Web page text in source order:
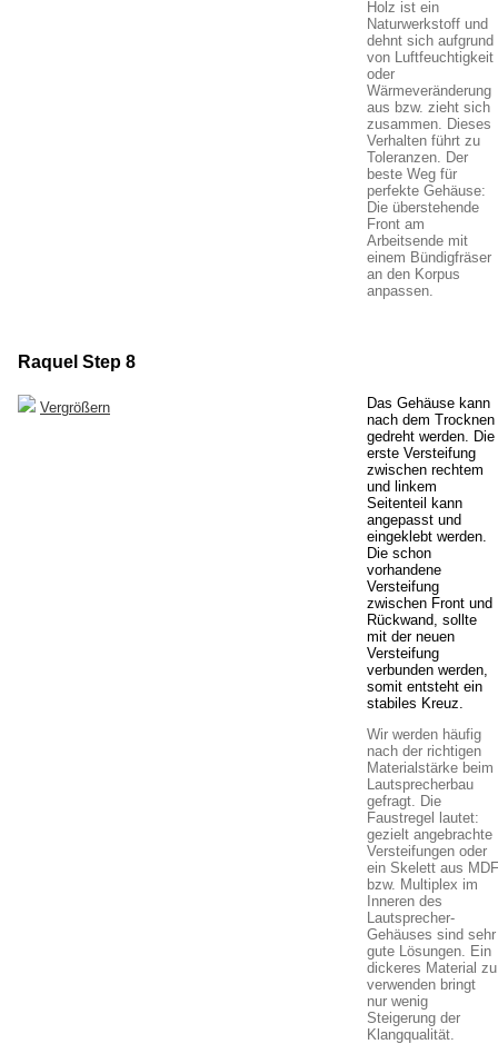
Holz ist ein
Naturwerkstoff und
dehnt sich aufgrund
von Luftfeuchtigkeit
oder
Wärmeveränderung
aus bzw. zieht sich
zusammen. Dieses
Verhalten führt zu
Toleranzen. Der
beste Weg für
perfekte Gehäuse:
Die überstehende
Front am
Arbeitsende mit
einem Bündigfräser
an den Korpus
anpassen.
Raquel Step 8
Vergrößern
Das Gehäuse kann
nach dem Trocknen
gedreht werden. Die
erste Versteifung
zwischen rechtem
und linkem
Seitenteil kann
angepasst und
eingeklebt werden.
Die schon
vorhandene
Versteifung
zwischen Front und
Rückwand, sollte
mit der neuen
Versteifung
verbunden werden,
somit entsteht ein
stabiles Kreuz.
Wir werden häufig
nach der richtigen
Materialstärke beim
Lautsprecherbau
gefragt. Die
Faustregel lautet:
gezielt angebrachte
Versteifungen oder
ein Skelett aus MDF
bzw. Multiplex im
Inneren des
Lautsprecher-
Gehäuses sind sehr
gute Lösungen. Ein
dickeres Material zu
verwenden bringt
nur wenig
Steigerung der
Klangqualität.